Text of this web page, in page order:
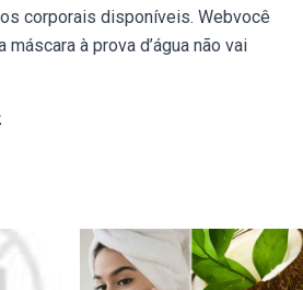
corporais disponíveis. Webvocê
à prova d’água não vai